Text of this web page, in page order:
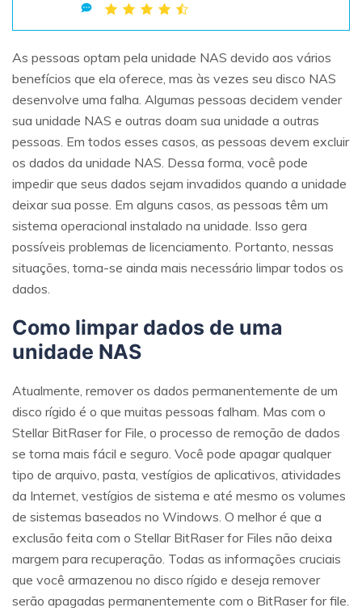
Teste Grátis
Recoverit Grátis
Recupere dados perdidos/excluídos gratuitamente
Teste Grátis
Outros Produtos
Repairit - Reparar Dados
UBackit - Backup de Dados
ENCONTRAR MAIS SOLUÇÕES
search
Teste Online
As pessoas optam pela unidade NAS devido aos vários
benefícios que ela oferece, mas às vezes seu disco NAS
desenvolve uma falha. Algumas pessoas decidem vender
sua unidade NAS e outras doam sua unidade a outras
pessoas. Em todos esses casos, as pessoas devem excluir
os dados da unidade NAS. Dessa forma, você pode
impedir que seus dados sejam invadidos quando a unidade
deixar sua posse. Em alguns casos, as pessoas têm um
sistema operacional instalado na unidade. Isso gera
possíveis problemas de licenciamento. Portanto, nessas
situações, torna-se ainda mais necessário limpar todos os
dados.
Como limpar dados de uma
unidade NAS
Atualmente, remover os dados permanentemente de um
disco rígido é o que muitas pessoas falham. Mas com o
Stellar BitRaser for File, o processo de remoção de dados
se torna mais fácil e seguro. Você pode apagar qualquer
tipo de arquivo, pasta, vestígios de aplicativos, atividades
da Internet, vestígios de sistema e até mesmo os volumes
de sistemas baseados no Windows. O melhor é que a
exclusão feita com o Stellar BitRaser for Files não deixa
margem para recuperação. Todas as informações cruciais
que você armazenou no disco rígido e deseja remover
serão apagadas permanentemente com o BitRaser for file.